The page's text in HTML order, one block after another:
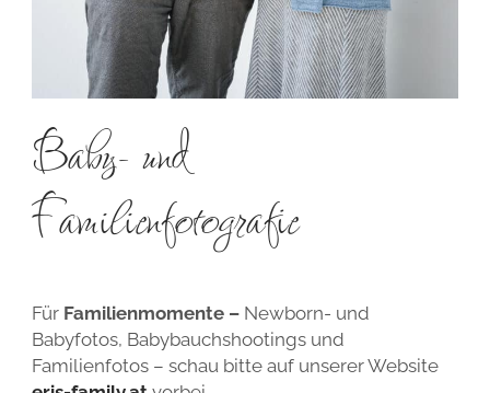
Baby- und
Familienfotografie
Für Familienmomente –Newborn- und
Babyfotos, Babybauchshootings und
Familienfotos – schau bitte auf unserer Website